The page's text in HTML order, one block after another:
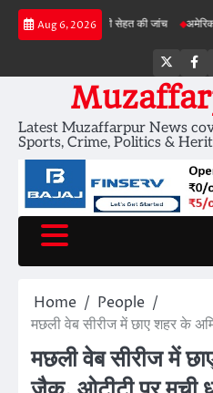
Skip
Aug 6, 2026
में जमीन की सेहत की जांच अमेरिका ईरान
Latest Muzaffarpur News
Sports, Crime, Politics &
Home
People
मछली वेब सीरीज में छाए शहर के
मछली वेब सीरीज में